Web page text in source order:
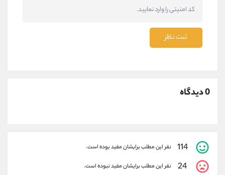
ثبت نظر
0 دیدگاه
114 نفر این مطلب برایشان مفید بوده است.
24 نفر این مطلب برایشان مفید نبوده است.